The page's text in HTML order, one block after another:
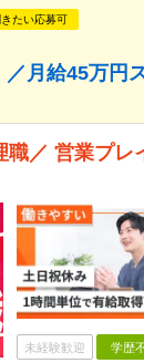
たい応募可
月給45万円
／ 営業プレ
未経験歓迎 学歴